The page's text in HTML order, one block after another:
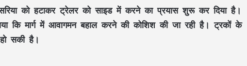
को हटाकर ट्रेलर को साइड में करने का प्रयास शुरू कर दिया है।
कि मार्ग में आवागमन बहाल करने की कोशिश की जा रही है। ट्रकों के
सकी है।